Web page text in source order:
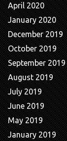
April 2020
January 2020
December 2019
October 2019
September 2019
August 2019
July 2019
June 2019
May 2019
January 2019